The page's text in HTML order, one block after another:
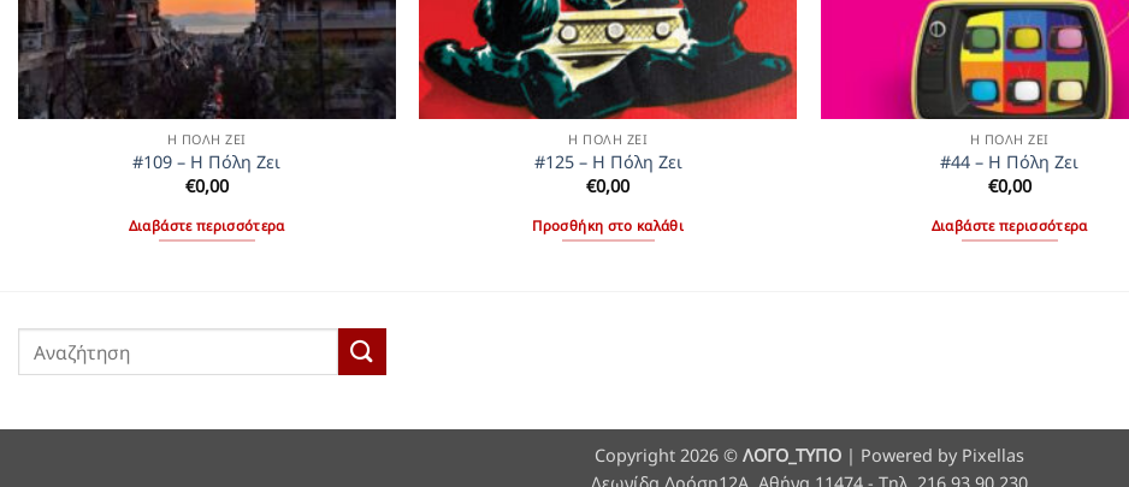
Η ΠΌΛΗ ΖΕΙ
#109 – Η Πόλη Ζει
€0,00
Διαβάστε περισσότερα
Η ΠΌΛΗ ΖΕΙ
#125 – Η Πόλη Ζει
€0,00
Προσθήκη στο καλάθι
Η ΠΌΛΗ ΖΕΙ
#44 – Η Πόλη Ζει
€0,00
Διαβάστε περισσότερα
Αναζήτηση
για:
Copyright 2026 © ΛΟΓΟ_ΤΥΠΟ| Powered by Pixellas